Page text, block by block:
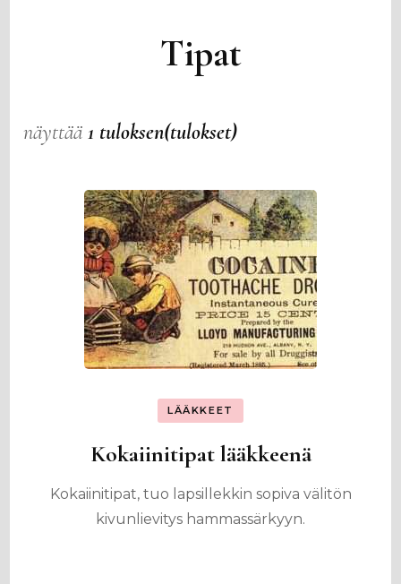
Tipat
näyttää1 tuloksen(tulokset)
LÄÄKKEET
Kokaiinitipat lääkkeenä
Kokaiinitipat, tuo lapsillekkin sopiva välitön
kivunlievitys hammassärkyyn.